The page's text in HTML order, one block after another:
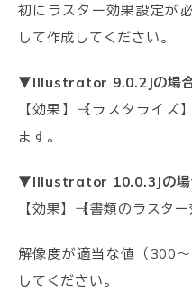
初にラスター効果設定が
して作成してください。
▼Illustrator 9.0.2Jの場
【効果】→【ラスタライズ
ます。
▼Illustrator 10.0.3Jの場
【効果】→【書類のラスタ
解像度が適当な値（300
してください。